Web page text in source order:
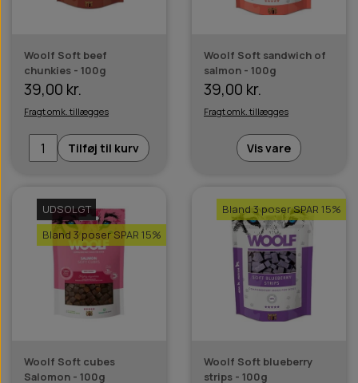
Woolf Soft beef
chunkies - 100g
39,00 kr.
Fragt omk. tillægges
Tilføj til kurv
Woolf Soft sandwich of
salmon - 100g
39,00 kr.
Fragt omk. tillægges
Vis vare
UDSOLGT
Bland 3 poser SPAR 15%
Woolf Soft cubes
Salomon - 100g
Bland 3 poser SPAR 15%
Woolf Soft blueberry
strips - 100g